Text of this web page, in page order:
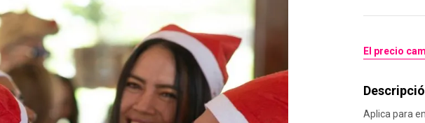
El precio
Aplica para
torneo bolos
8.
talleres creativos
refrigerio
. liderazgo